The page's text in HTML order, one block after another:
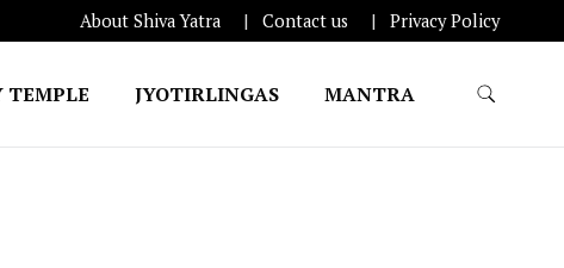
About Shiva Yatra Contact us Privacy Policy
TEMPLE JYOTIRLINGAS MANTRA